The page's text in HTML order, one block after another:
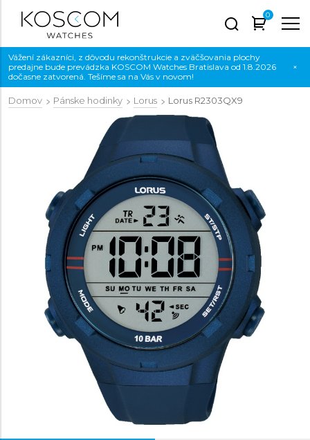
0
Vážení zákazníci, z dôvodu rekonštrukcie a zväčšovania plochy
predajne bude prevádzka KOSCOM Watches Bratislava od 1.8.2026
dočasne zatvorená. Tešíme sa na Vás v novom!
×
Domov Pánske hodinky Lorus Lorus R2303QX9